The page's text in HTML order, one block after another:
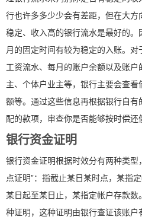
行也许多多少少会有差距，但在大
稳定、收入高的银行流水是最好的
月的固定时间有较为稳定的入账。
工资流水、每月的账户余额以及账
主、个体户业主等，银行主要会查
额等。通过这些信息再根据银行自
配的款项，审查你是否能够按时偿还
银行资金证明
银行资金证明根据时效分有两种类型
点证明”：指截止某日某时点，某指
某日起至某日止，某指定帐户存款
种证明，这种证明由银行查证该账